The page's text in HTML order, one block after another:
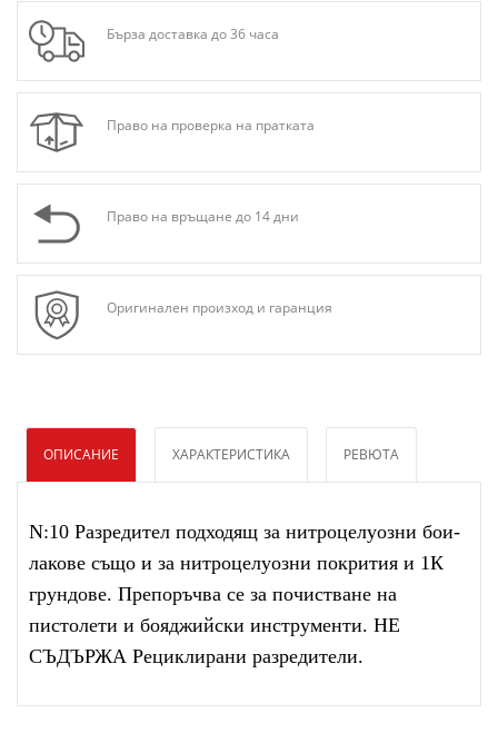
Бърза доставка до 36 часа
Право на проверка на пратката
Право на връщане до 14 дни
Оригинален произход и гаранция
ОПИСАНИЕ ХАРАКТЕРИСТИКА РЕВЮТА
N:10 Разредител подходящ за нитроцелуозни бои-
лакове също и за нитроцелуозни покрития и 1К
грундове. Препоръчва се за почистване на
пистолети и бояджийски инструменти. НЕ
СЪДЪРЖА Рециклирани разредители.